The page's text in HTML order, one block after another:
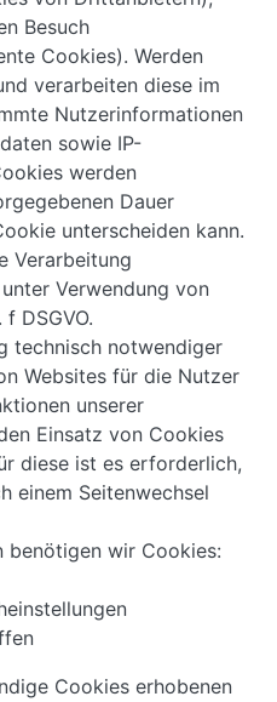
Besuch
Cookies). Werden
verarbeiten diese im
Nutzerinformationen
sowie IP-
werden
Dauer
unterscheiden kann.
Verarbeitung
Verwendung von
DSGVO.
technisch notwendiger
Websites für die Nutzer
unserer
Einsatz von Cookies
diese ist es erforderlich,
einem Seitenwechsel
benötigen wir Cookies:
Cookies erhobenen